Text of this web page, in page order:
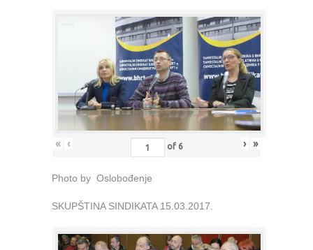
« ‹ of 6 › »
Photo by Oslobođenje
SKUPŠTINA SINDIKATA 15.03.2017.